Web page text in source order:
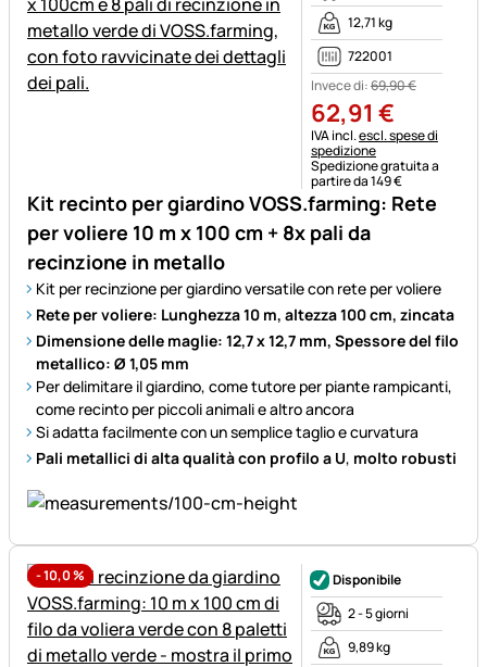
Kit recinto per giardino VOSS.farming: Rete
per voliere 10 m x 100 cm + 8x pali da
recinzione in metallo
Kit per recinzione per giardino versatile con rete per voliere
Rete per voliere: Lunghezza 10 m, altezza 100 cm, zincata
Dimensione delle maglie: 12,7 x 12,7 mm, Spessore del filo
metallico: Ø 1,05 mm
Per delimitare il giardino, come tutore per piante rampicanti,
come recinto per piccoli animali e altro ancora
Si adatta facilmente con un semplice taglio e curvatura
Pali metallici di alta qualità con profilo a U, molto robusti
12,71 kg
722001
Invece di:69,90€
62,91 €
Informazioni fiscali:
IVA incl.escl. spese di
spedizione
Spedizione gratuita a
partire da 149 €
-10,0%
Disponibile
2 - 5 giorni
9,89 kg